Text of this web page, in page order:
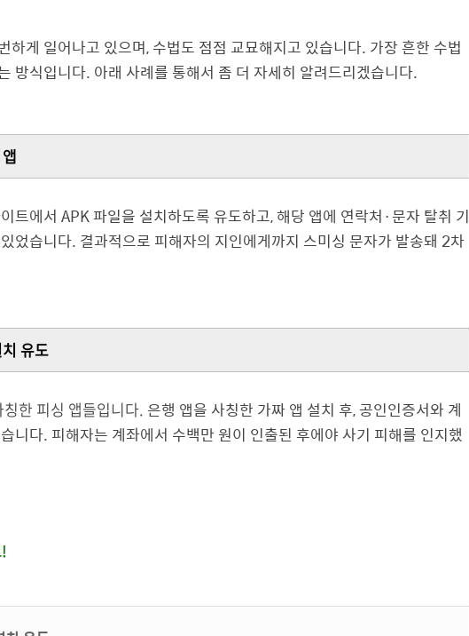
하게 일어나고 있으며, 수법도 점점 교묘해지고 있습니다. 가장 흔한 수법
방식입니다. 아래 사례를 통해서 좀 더 자세히 알려드리겠습니다.
트에서 APK 파일을 설치하도록 유도하고, 해당 앱에 연락처·문자 탈취 기
었습니다. 결과적으로 피해자의 지인에게까지 스미싱 문자가 발송돼 2차
유도
한 피싱 앱들입니다. 은행 앱을 사칭한 가짜 앱 설치 후, 공인인증서와 계
니다. 피해자는 계좌에서 수백만 원이 인출된 후에야 사기 피해를 인지했